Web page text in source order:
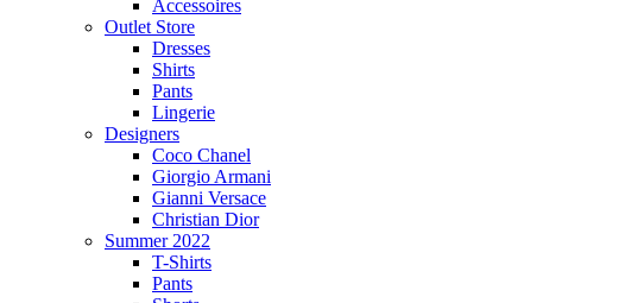
Accessoires
Outlet Store
Dresses
Shirts
Pants
Lingerie
Designers
Coco Chanel
Giorgio Armani
Gianni Versace
Christian Dior
Summer 2022
T-Shirts
Pants